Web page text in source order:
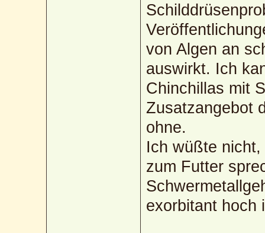
von Algen an
auswirkt. Ich
Chinchillas mit
Zusatzangebot
ohne.
Ich wüßte
zum Futter
exorbitant hoch